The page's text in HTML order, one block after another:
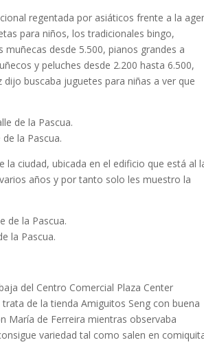
regentada por asiáticos frente a la
para niños, los tradicionales bingo,
desde 5.500, pianos grandes a
y peluches desde 2.200 hasta 6.500,
buscaba juguetes para niñas a ver que
la Pascua.
ciudad, ubicada en el edificio que está al
años y por tanto solo les muestro la
la Pascua.
del Centro Comercial Plaza Center
de la tienda Amiguitos Seng con buena
María de Ferreira mientras observaba
variedad tal como salen en